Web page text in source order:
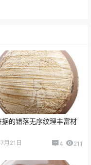
据的错落无序纹理丰富材
月21日 4 211